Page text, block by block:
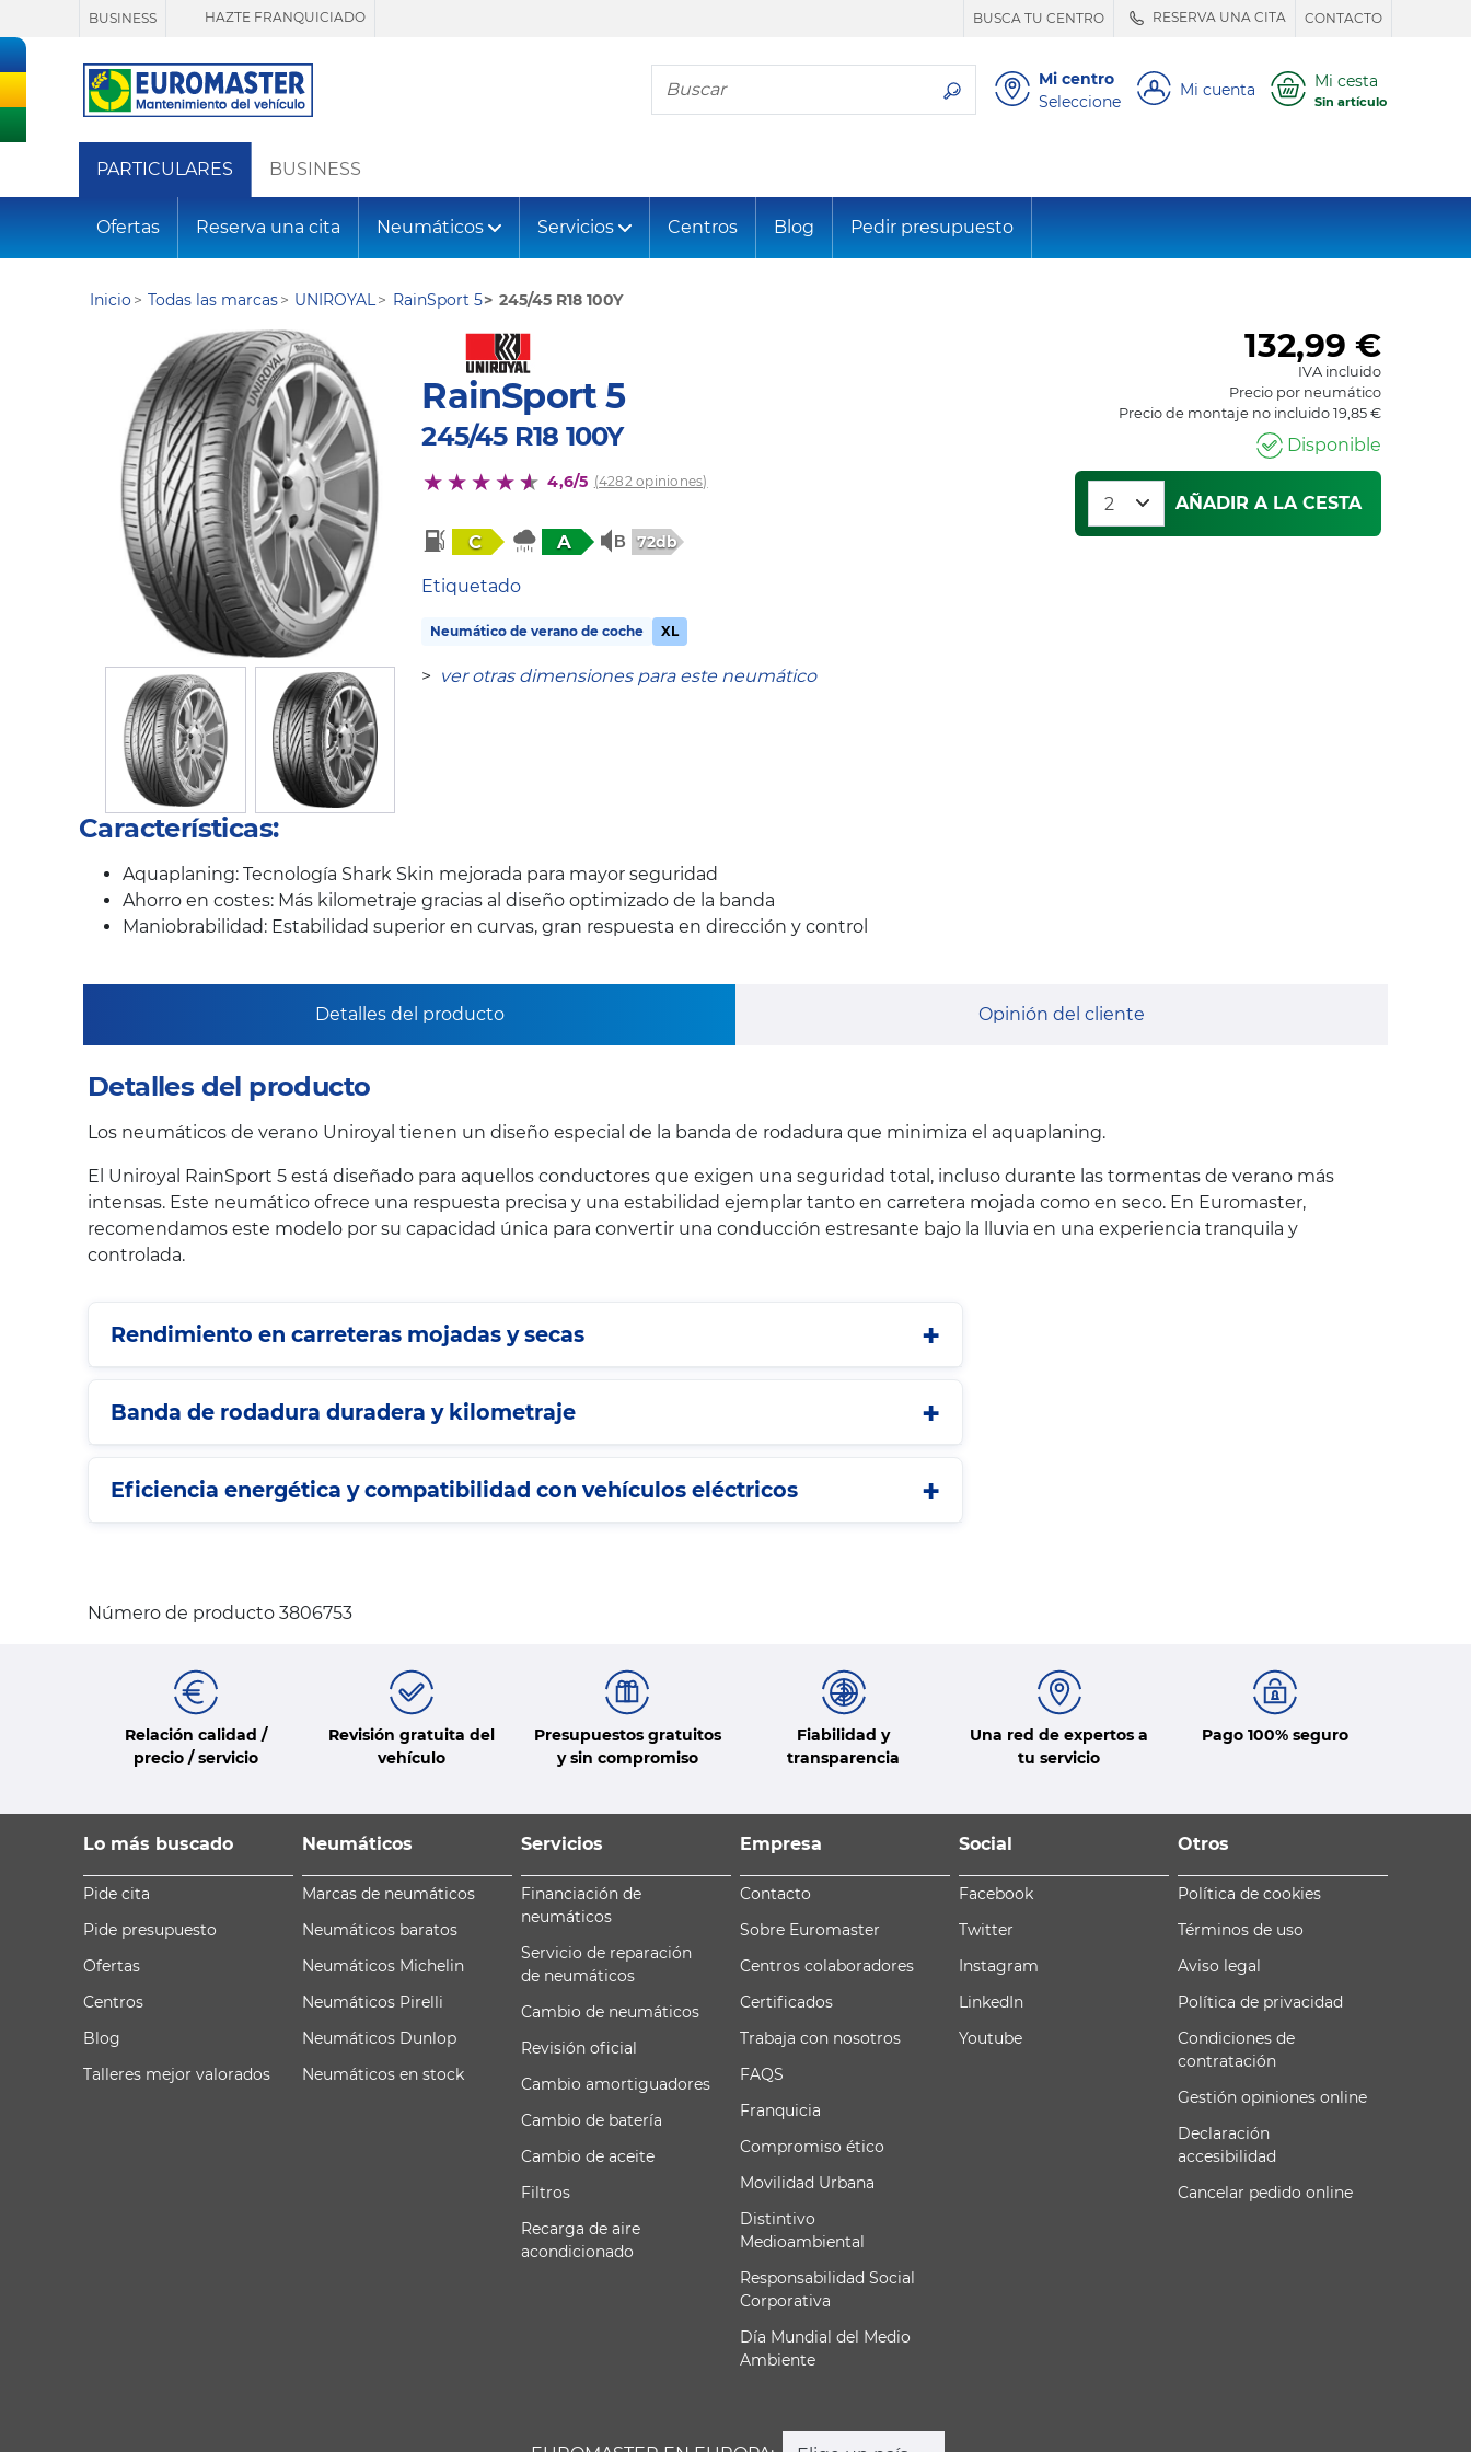
BUSINESS HAZTE FRANQUICIADO BUSCA TU CENTRO RESERVA UNA CITA CONTACTO
Busca tu neumático
Mi centro
Seleccione
Mi cuenta Mi cesta
Sin artículo
PARTICULARES BUSINESS
Ofertas Reserva una cita Neumáticos Servicios Centros Blog Pedir presupuesto
Inicio Todas las marcas UNIROYAL RainSport 5 245/45 R18 100Y
RainSport 5
245/45 R18 100Y
4,6/5 (4282 opiniones)
C A 72db
Etiquetado
Neumático de verano de coche XL
> ver otras dimensiones para este neumático
132,99 €
IVA incluido
Precio por neumático
Precio de montaje no incluido 19,85 €
Disponible
AÑADIR A LA CESTA
Características:
Aquaplaning: Tecnología Shark Skin mejorada para mayor seguridad
Ahorro en costes: Más kilometraje gracias al diseño optimizado de la banda
Maniobrabilidad: Estabilidad superior en curvas, gran respuesta en dirección y control
Detalles del producto Opinión del cliente
Detalles del producto
Los neumáticos de verano Uniroyal tienen un diseño especial de la banda de rodadura que minimiza el aquaplaning.
El Uniroyal RainSport 5 está diseñado para aquellos conductores que exigen una seguridad total, incluso durante las tormentas de verano más
intensas. Este neumático ofrece una respuesta precisa y una estabilidad ejemplar tanto en carretera mojada como en seco. En Euromaster,
recomendamos este modelo por su capacidad única para convertir una conducción estresante bajo la lluvia en una experiencia tranquila y
controlada.
Rendimiento en carreteras mojadas y secas
Banda de rodadura duradera y kilometraje
Eficiencia energética y compatibilidad con vehículos eléctricos
Número de producto 3806753
Relación calidad /
precio / servicio
Revisión gratuita del
vehículo
Presupuestos gratuitos
y sin compromiso
Fiabilidad y
transparencia
Una red de expertos a
tu servicio
Pago 100% seguro
Lo más buscado
Pide cita
Pide presupuesto
Ofertas
Centros
Blog
Talleres mejor valorados
Neumáticos
Marcas de neumáticos
Neumáticos baratos
Neumáticos Michelin
Neumáticos Pirelli
Neumáticos Dunlop
Neumáticos en stock
Servicios
Financiación de
neumáticos
Servicio de reparación
de neumáticos
Cambio de neumáticos
Revisión oficial
Cambio amortiguadores
Cambio de batería
Cambio de aceite
Filtros
Recarga de aire
acondicionado
Empresa
Contacto
Sobre Euromaster
Centros colaboradores
Certificados
Trabaja con nosotros
FAQS
Franquicia
Compromiso ético
Movilidad Urbana
Distintivo
Medioambiental
Responsabilidad Social
Corporativa
Día Mundial del Medio
Ambiente
Social
Facebook
Twitter
Instagram
LinkedIn
Youtube
Otros
Política de cookies
Términos de uso
Aviso legal
Política de privacidad
Condiciones de
contratación
Gestión opiniones online
Declaración
accesibilidad
Cancelar pedido online